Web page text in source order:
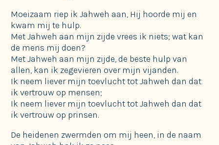
Moeizaam riep ik Jahweh aan, Hij hoorde mij en
kwam mij te hulp.
Met Jahweh aan mijn zijde vrees ik niets; wat kan
de mens mij doen?
Met Jahweh aan mijn zijde, de beste hulp van
allen, kan ik zegevieren over mijn vijanden.
Ik neem liever mijn toevlucht tot Jahweh dan dat
ik vertrouw op mensen;
Ik neem liever mijn toevlucht tot Jahweh dan dat
ik vertrouw op prinsen.
De heidenen zwermden om mij heen, in de naam